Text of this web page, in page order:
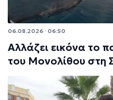
06.08.2026 · 06:50
Αλλάζει εικόνα το
του Μονολίθου στη